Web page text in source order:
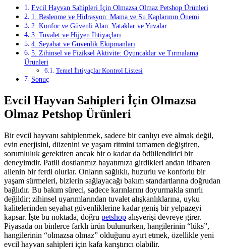
Evcil Hayvan Sahipleri İçin Olmazsa Olmaz Petshop Ürünleri
1. Beslenme ve Hidrasyon: Mama ve Su Kaplarının Önemi
2. Konfor ve Güvenli Alan: Yataklar ve Yuvalar
3. Tuvalet ve Hijyen İhtiyaçları
4. Seyahat ve Güvenlik Ekipmanları
5. Zihinsel ve Fiziksel Aktivite: Oyuncaklar ve Tırmalama
Ürünleri
Temel İhtiyaçlar Kontrol Listesi
Sonuç
Evcil Hayvan Sahipleri İçin Olmazsa
Olmaz Petshop Ürünleri
Bir evcil hayvanı sahiplenmek, sadece bir canlıyı eve almak değil,
evin enerjisini, düzenini ve yaşam ritmini tamamen değiştiren,
sorumluluk gerektiren ancak bir o kadar da ödüllendirici bir
deneyimdir. Patili dostlarımız hayatımıza girdikleri andan itibaren
ailenin bir ferdi olurlar. Onların sağlıklı, huzurlu ve konforlu bir
yaşam sürmeleri, bizlerin sağlayacağı bakım standartlarına doğrudan
bağlıdır. Bu bakım süreci, sadece karınlarını doyurmakla sınırlı
değildir; zihinsel uyarımlarından tuvalet alışkanlıklarına, uyku
kalitelerinden seyahat güvenliklerine kadar geniş bir yelpazeyi
kapsar. İşte bu noktada, doğru petshop alışverişi devreye girer.
Piyasada on binlerce farklı ürün bulunurken, hangilerinin “lüks”,
hangilerinin “olmazsa olmaz” olduğunu ayırt etmek, özellikle yeni
evcil hayvan sahipleri için kafa karıştırıcı olabilir.